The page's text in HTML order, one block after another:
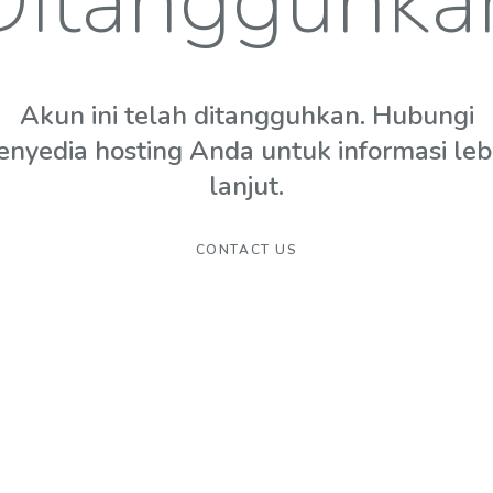
Akun ini telah ditangguhkan. Hubungi
hosting Anda untuk informasi
lanjut.
CONTACT US